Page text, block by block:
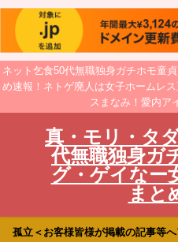
ネット乞食50代無職独身ガチホモ童
め速報！ネトゲ廃人は女子ホームレ
スまなみ！愛内ア
真・モリ・タ
代無職独身ガ
グ・ゲイなー
まと
孤立＜お客様皆様が掲載の記事等